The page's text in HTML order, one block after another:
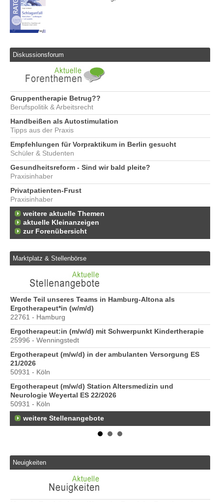
Diskussionsforum
Gruppentherapie Betrug??
Berufspolitik & Arbeitsrecht
Handbeißen als Autostimulation
Tipps aus der Praxis
Empfehlungen für Vorpraktikum in Berlin gesucht
Schüler & Studenten
Gesundheitsreform - Sind wir bald pleite?
Praxisinhaber
Privatpatienten-Frust
Praxisinhaber
weitere aktuelle Themen
aktuelle Kleinanzeigen
zur Forenübersicht
Marktplatz & Stellenbörse
Werde Teil unseres Teams in Hamburg-Altona als
Ergotherapeut*in (w/m/d)
22761 - Hamburg
Ergotherapeut:in (m/w/d) mit Schwerpunkt Kindertherapie
25996 - Wenningstedt
Ergotherapeut (m/w/d) in der ambulanten Versorgung ES
21/2026
50931 - Köln
Ergotherapeut (m/w/d) Station Altersmedizin und
Neurologie Weyertal ES 22/2026
50931 - Köln
weitere Stellenangebote
Neuigkeiten